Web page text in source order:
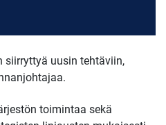
siirryttyä uusin tehtäviin,
toimintaa sekä